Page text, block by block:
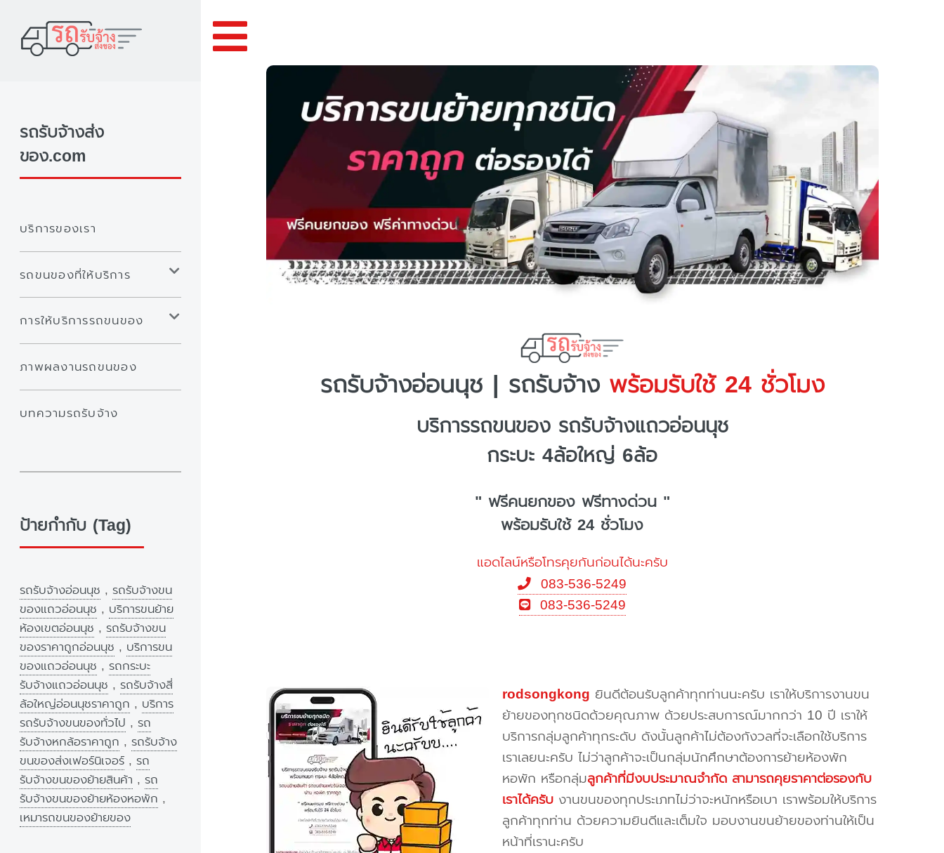
รถรับจ้างอ่อนนุช | รถรับจ้างพร้อมรับใช้ 24 ชั่วโมง
บริการรถขนของ รถรับจ้างแถวอ่อนนุช
กระบะ 4ล้อใหญ่ 6ล้อ
" ฟรีคนยกของ ฟรีทางด่วน "
พร้อมรับใช้ 24 ชั่วโมง
แอดไลน์หรือโทรคุยกันก่อนได้นะครับ
083-536-5249
083-536-5249
rodsongkong ยินดีต้อนรับลูกค้าทุกท่านนะครับ เราให้บริการงานขน
ย้ายของทุกชนิดด้วยคุณภาพ ด้วยประสบการณ์มากกว่า 10 ปี เราให้
บริการกลุ่มลูกค้าทุกระดับ ดังนั้นลูกค้าไม่ต้องกังวลที่จะเลือกใช้บริการ
เราเลยนะครับ ไม่ว่าลูกค้าจะเป็นกลุ่มนักศึกษาต้องการย้ายห้องพัก
หอพัก หรือกลุ่มลูกค้าที่มีงบประมาณจำกัด สามารถคุยราคาต่อรองกับ
เราได้ครับงานขนของทุกประเภทไม่ว่าจะหนักหรือเบา เราพร้อมให้บริการ
ลูกค้าทุกท่าน ด้วยความยินดีและเต็มใจ มอบงานขนย้ายของท่านให้เป็น
หน้าที่เรานะครับ
รถรับจ้างส่ง
ของ.com
บริการของเรา
รถขนของที่ให้บริการ
การให้บริการรถขนของ
ภาพผลงานรถขนของ
บทความรถรับจ้าง
ป้ายกำกับ (Tag)
รถรับจ้างอ่อนนุช , รถรับจ้างขน
ของแถวอ่อนนุช , บริการขนย้าย
ห้องเขตอ่อนนุช , รถรับจ้างขน
ของราคาถูกอ่อนนุช , บริการขน
ของแถวอ่อนนุช , รถกระบะ
รับจ้างแถวอ่อนนุช , รถรับจ้างสี่
ล้อใหญ่อ่อนนุชราคาถูก , บริการ
รถรับจ้างขนของทั่วไป , รถ
รับจ้างหกล้อราคาถูก , รถรับจ้าง
ขนของส่งเฟอร์นิเจอร์ , รถ
รับจ้างขนของย้ายสินค้า , รถ
รับจ้างขนของย้ายห้องหอพัก ,
เหมารถขนของย้ายของ